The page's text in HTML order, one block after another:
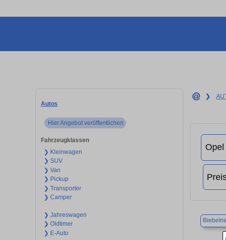
Autos
Hier Angebot veröffentlichen
Fahrzeugklassen
❯ Kleinwagen
❯ SUV
❯ Van
❯ Pickup
❯ Transporter
❯ Camper
❯ Jahreswagen
❯ Oldtimer
❯ E-Auto
❯